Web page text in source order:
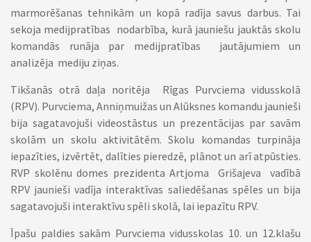
marmorēšanas tehnikām un kopā radīja savus darbus. Tai
sekoja medijpratības nodarbība, kurā jauniešu jauktās skolu
komandās runāja par medijpratības jautājumiem un
analizēja mediju ziņas.
Tikšanās otrā daļa noritēja Rīgas Purvciema vidusskolā
(RPV). Purvciema, Anniņmuižas un Alūksnes komandu jaunieši
bija sagatavojuši videostāstus un prezentācijas par savām
skolām un skolu aktivitātēm. Skolu komandas turpināja
iepazīties, izvērtēt, dalīties pieredzē, plānot un arī atpūsties.
RVP skolēnu domes prezidenta Artjoma Grišajeva vadībā
RPV jaunieši vadīja interaktīvas saliedēšanas spēles un bija
sagatavojuši interaktīvu spēli skolā, lai iepazītu RPV.
Īpašu paldies sakām Purvciema vidusskolas 10. un 12.klašu